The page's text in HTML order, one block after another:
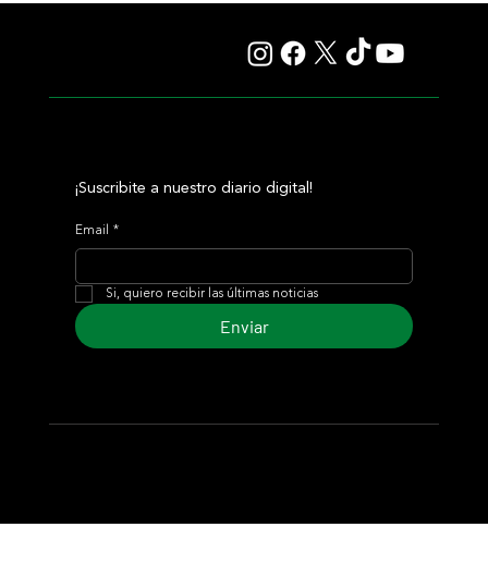
¡Suscribite a nuestro diario digital!
Email *
Si, quiero recibir las últimas noticias
Enviar